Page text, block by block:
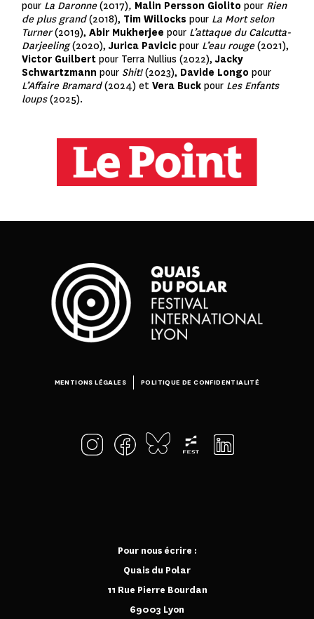
pour La Daronne(2017), Malin Persson Giolito pour Rien
de plus grand(2018), Tim Willocks pour La Mort selon
Turner(2019),Abir Mukherjee pour L’attaque du Calcutta-
Darjeeling(2020),Jurica Pavicic pour L’eau rouge(2021),
Victor Guilbert pour Terra Nullius (2022),Jacky
Schwartzmann pour Shit!(2023), Davide Longo pour
L’Affaire Bramard(2024) et Vera Buck pour Les Enfants
loups(2025).
Pour nous écrire :
Quais du Polar
11 Rue Pierre Bourdan
69003 Lyon
MENTIONS LÉGALES POLITIQUE DE CONFIDENTIALITÉ